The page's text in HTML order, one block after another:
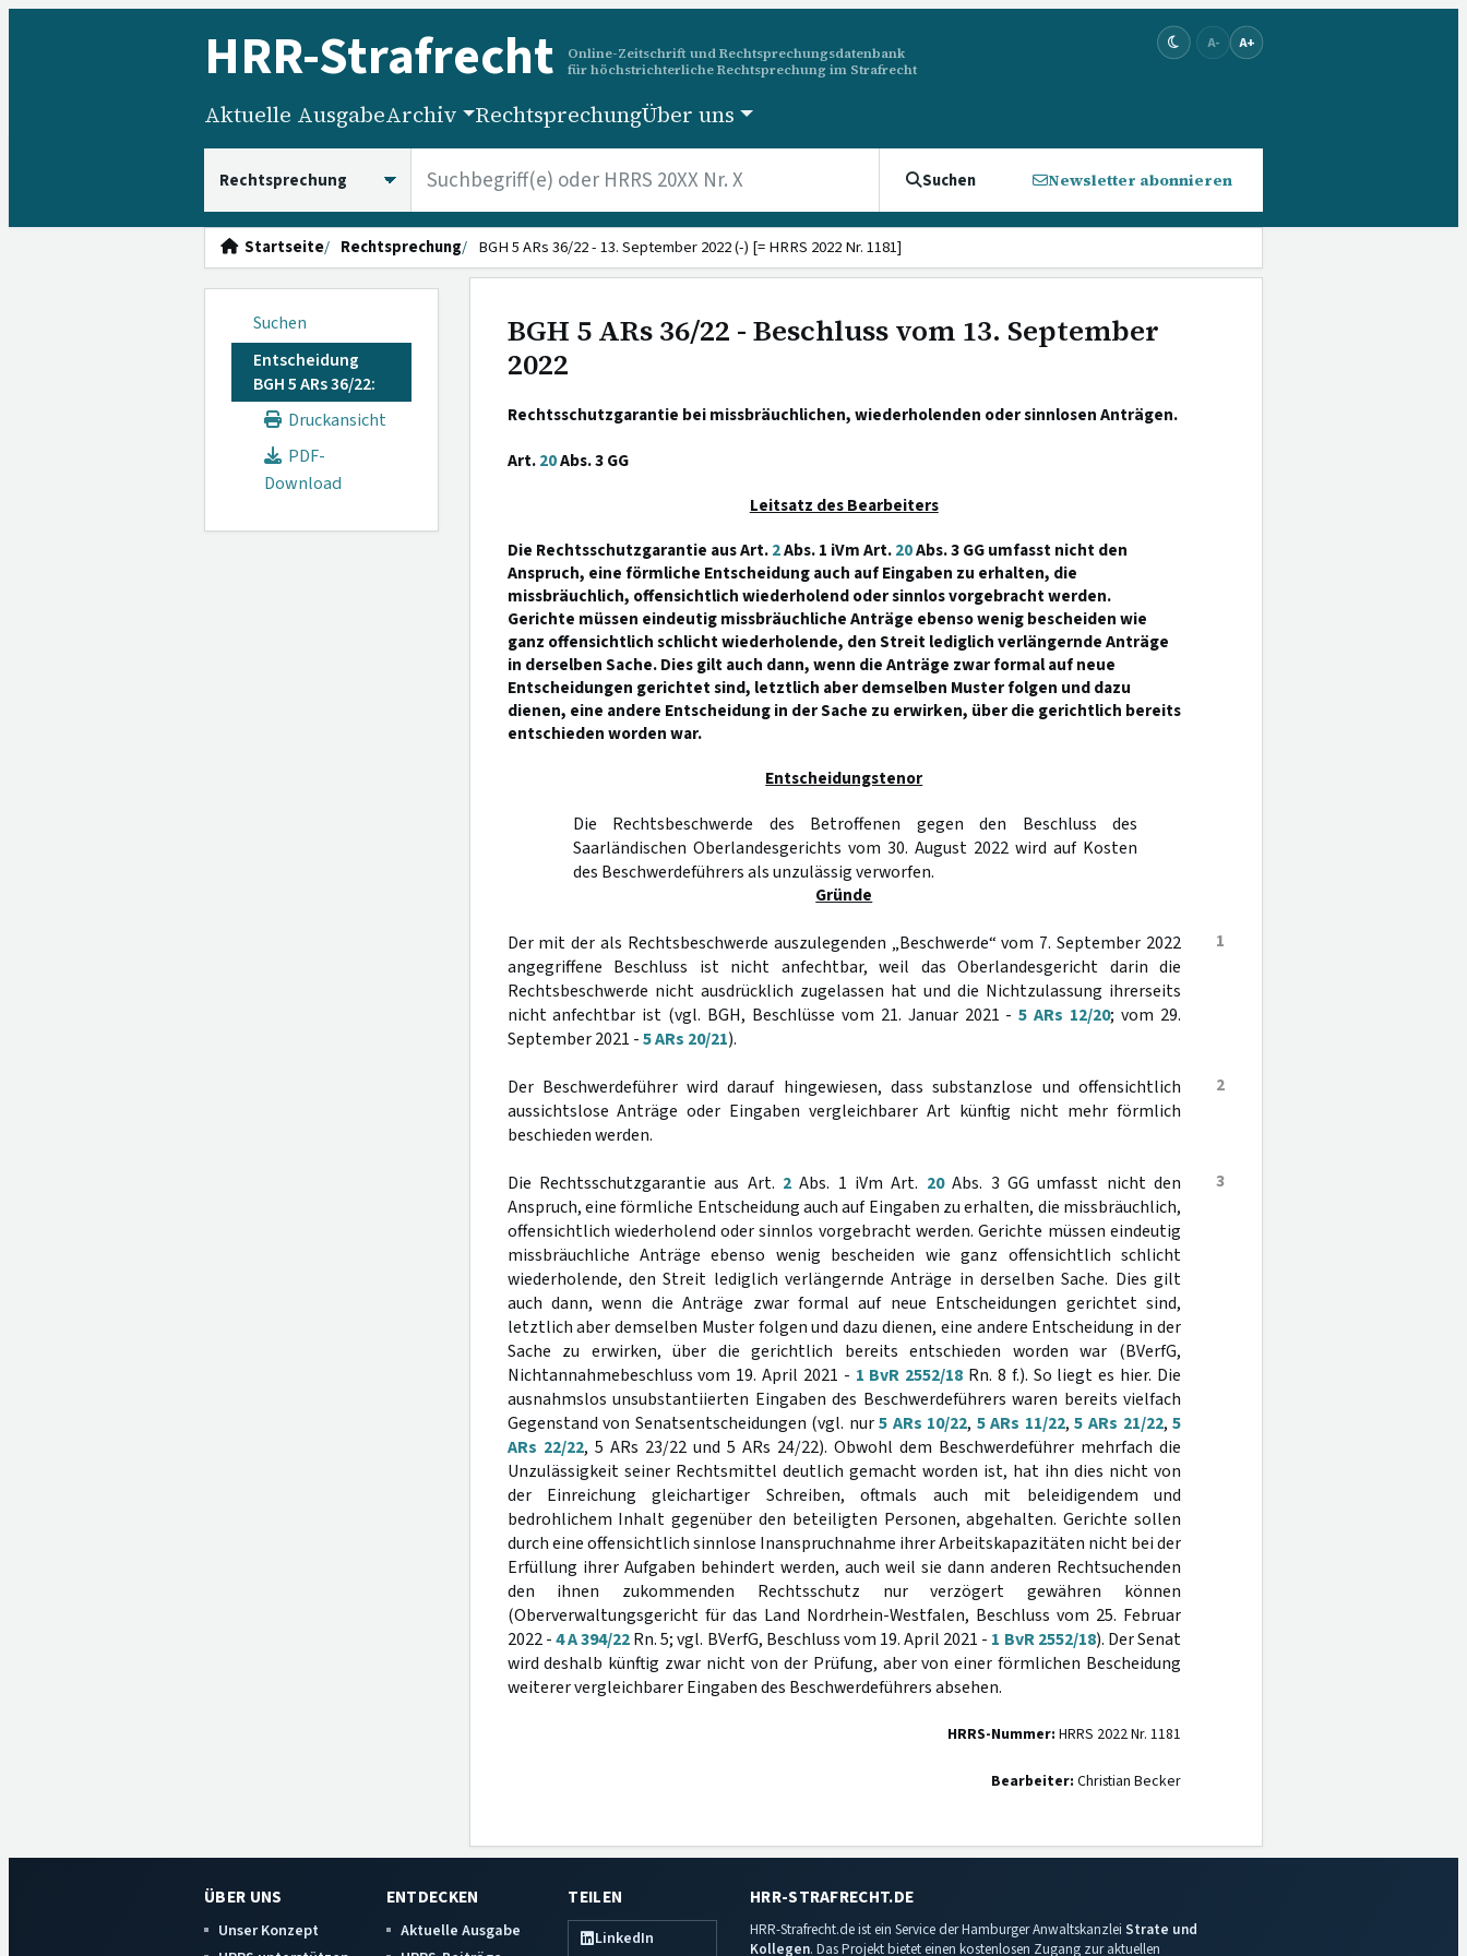
HRR-Strafrecht
Online-Zeitschrift und Rechtsprechungsdatenbank
für höchstrichterliche Rechtsprechung im Strafrecht
A- A+
Aktuelle AusgabeArchiv RechtsprechungÜber uns
Suchen Newsletter abonnieren
Startseite Rechtsprechung BGH 5 ARs 36/22 - 13. September 2022 (-) [= HRRS 2022 Nr. 1181]
Suchen
Entscheidung
BGH 5 ARs 36/22:
Druckansicht
PDF-
Download
BGH 5 ARs 36/22 - Beschluss vom 13. September
2022
Rechtsschutzgarantie bei missbräuchlichen, wiederholenden oder sinnlosen Anträgen.
Art.20Abs. 3 GG
Leitsatz des Bearbeiters
Die Rechtsschutzgarantie aus Art.2Abs. 1 iVm Art.20Abs. 3 GG umfasst nicht den
Anspruch, eine förmliche Entscheidung auch auf Eingaben zu erhalten, die
missbräuchlich, offensichtlich wiederholend oder sinnlos vorgebracht werden.
Gerichte müssen eindeutig missbräuchliche Anträge ebenso wenig bescheiden wie
ganz offensichtlich schlicht wiederholende, den Streit lediglich verlängernde Anträge
in derselben Sache. Dies gilt auch dann, wenn die Anträge zwar formal auf neue
Entscheidungen gerichtet sind, letztlich aber demselben Muster folgen und dazu
dienen, eine andere Entscheidung in der Sache zu erwirken, über die gerichtlich bereits
entschieden worden war.
Entscheidungstenor
Die Rechtsbeschwerde des Betroffenen gegen den Beschluss des
Saarländischen Oberlandesgerichts vom 30. August 2022 wird auf Kosten
des Beschwerdeführers als unzulässig verworfen.
Gründe
1
Der mit der als Rechtsbeschwerde auszulegenden „Beschwerde“ vom 7. September 2022
angegriffene Beschluss ist nicht anfechtbar, weil das Oberlandesgericht darin die
Rechtsbeschwerde nicht ausdrücklich zugelassen hat und die Nichtzulassung ihrerseits
nicht anfechtbar ist (vgl. BGH, Beschlüsse vom 21. Januar 2021 -5 ARs 12/20; vom 29.
September 2021 -5 ARs 20/21).
2
Der Beschwerdeführer wird darauf hingewiesen, dass substanzlose und offensichtlich
aussichtslose Anträge oder Eingaben vergleichbarer Art künftig nicht mehr förmlich
beschieden werden.
3
Die Rechtsschutzgarantie aus Art. 2Abs. 1 iVm Art. 20Abs. 3 GG umfasst nicht den
Anspruch, eine förmliche Entscheidung auch auf Eingaben zu erhalten, die missbräuchlich,
offensichtlich wiederholend oder sinnlos vorgebracht werden. Gerichte müssen eindeutig
missbräuchliche Anträge ebenso wenig bescheiden wie ganz offensichtlich schlicht
wiederholende, den Streit lediglich verlängernde Anträge in derselben Sache. Dies gilt
auch dann, wenn die Anträge zwar formal auf neue Entscheidungen gerichtet sind,
letztlich aber demselben Muster folgen und dazu dienen, eine andere Entscheidung in der
Sache zu erwirken, über die gerichtlich bereits entschieden worden war (BVerfG,
Nichtannahmebeschluss vom 19. April 2021 - 1 BvR 2552/18 Rn. 8 f.). So liegt es hier. Die
ausnahmslos unsubstantiierten Eingaben des Beschwerdeführers waren bereits vielfach
Gegenstand von Senatsentscheidungen (vgl. nur5 ARs 10/22, 5 ARs 11/22,5 ARs 21/22,5
ARs 22/22, 5 ARs 23/22 und 5 ARs 24/22). Obwohl dem Beschwerdeführer mehrfach die
Unzulässigkeit seiner Rechtsmittel deutlich gemacht worden ist, hat ihn dies nicht von
der Einreichung gleichartiger Schreiben, oftmals auch mit beleidigendem und
bedrohlichem Inhalt gegenüber den beteiligten Personen, abgehalten. Gerichte sollen
durch eine offensichtlich sinnlose Inanspruchnahme ihrer Arbeitskapazitäten nicht bei der
Erfüllung ihrer Aufgaben behindert werden, auch weil sie dann anderen Rechtsuchenden
den ihnen zukommenden Rechtsschutz nur verzögert gewähren können
(Oberverwaltungsgericht für das Land Nordrhein-Westfalen, Beschluss vom 25. Februar
2022 -4 A 394/22Rn. 5; vgl. BVerfG, Beschluss vom 19. April 2021 - 1 BvR 2552/18). Der Senat
wird deshalb künftig zwar nicht von der Prüfung, aber von einer förmlichen Bescheidung
weiterer vergleichbarer Eingaben des Beschwerdeführers absehen.
HRRS-Nummer: HRRS 2022 Nr. 1181
Bearbeiter: Christian Becker
ÜBER UNS
Unser Konzept
ENTDECKEN
Aktuelle Ausgabe
TEILEN
LinkedIn
HRR-STRAFRECHT.DE
HRR-Strafrecht.de ist ein Service der Hamburger Anwaltskanzlei Strate und
Kollegen. Das Projekt bietet einen kostenlosen Zugang zur aktuellen